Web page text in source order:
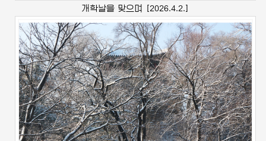
개학날을 맞으며 [2026.4.2.]